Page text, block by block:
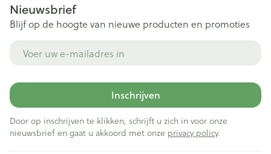
Nieuwsbrief
Blijf op de hoogte van nieuwe producten en promoties
Inschrijven
Door op inschrijven te klikken, schrijft u zich in voor onze
nieuwsbrief en gaat u akkoord met onze privacy policy.